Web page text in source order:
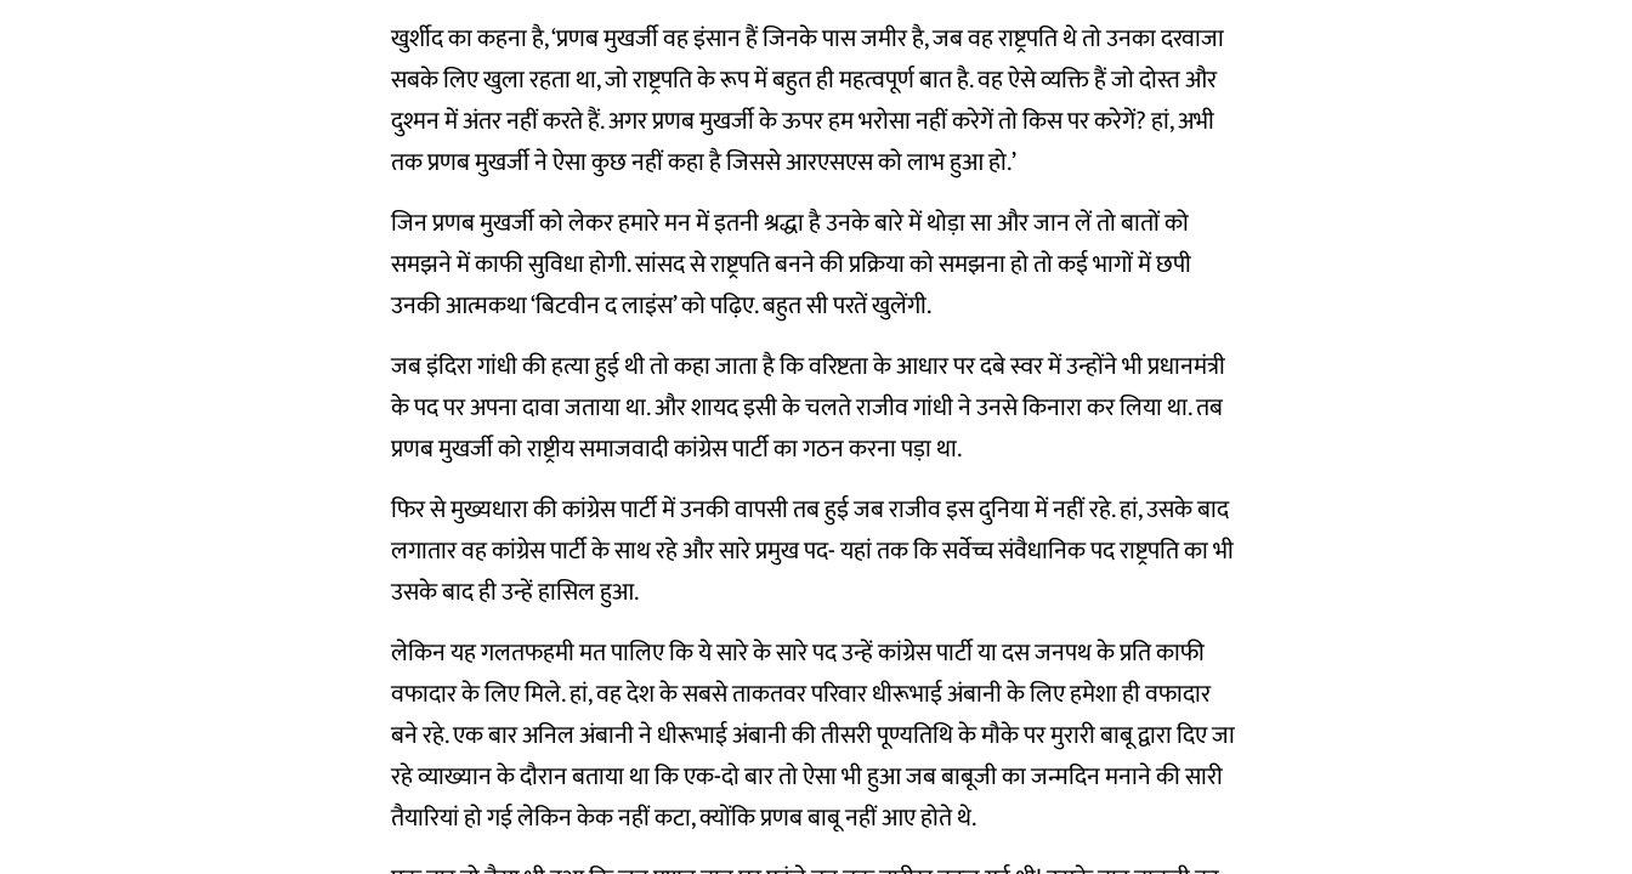
खुर्शीद का कहना है, ‘प्रणब मुखर्जी वह इंसान हैं जिनके पास जमीर है, जब वह राष्ट्रपति थे तो उनका दरवाजा
सबके लिए खुला रहता था, जो राष्ट्रपति के रूप में बहुत ही महत्वपूर्ण बात है. वह ऐसे व्यक्ति हैं जो दोस्त और
दुश्मन में अंतर नहीं करते हैं. अगर प्रणब मुखर्जी के ऊपर हम भरोसा नहीं करेगें तो किस पर करेगें? हां, अभी
तक प्रणब मुखर्जी ने ऐसा कुछ नहीं कहा है जिससे आरएसएस को लाभ हुआ हो.’
जिन प्रणब मुखर्जी को लेकर हमारे मन में इतनी श्रद्धा है उनके बारे में थोड़ा सा और जान लें तो बातों को
समझने में काफी सुविधा होगी. सांसद से राष्ट्रपति बनने की प्रक्रिया को समझना हो तो कई भागों में छपी
उनकी आत्मकथा ‘बिटवीन द लाइंस’ को पढ़िए. बहुत सी परतें खुलेंगी.
जब इंदिरा गांधी की हत्या हुई थी तो कहा जाता है कि वरिष्टता के आधार पर दबे स्वर में उन्होंने भी प्रधानमंत्री
के पद पर अपना दावा जताया था. और शायद इसी के चलते राजीव गांधी ने उनसे किनारा कर लिया था. तब
प्रणब मुखर्जी को राष्ट्रीय समाजवादी कांग्रेस पार्टी का गठन करना पड़ा था.
फिर से मुख्यधारा की कांग्रेस पार्टी में उनकी वापसी तब हुई जब राजीव इस दुनिया में नहीं रहे. हां, उसके बाद
लगातार वह कांग्रेस पार्टी के साथ रहे और सारे प्रमुख पद- यहां तक कि सर्वेच्च संवैधानिक पद राष्ट्रपति का भी
उसके बाद ही उन्हें हासिल हुआ.
लेकिन यह गलतफहमी मत पालिए कि ये सारे के सारे पद उन्हें कांग्रेस पार्टी या दस जनपथ के प्रति काफी
वफादार के लिए मिले. हां, वह देश के सबसे ताकतवर परिवार धीरूभाई अंबानी के लिए हमेशा ही वफादार
बने रहे. एक बार अनिल अंबानी ने धीरूभाई अंबानी की तीसरी पूण्यतिथि के मौके पर मुरारी बाबू द्वारा दिए जा
रहे व्याख्यान के दौरान बताया था कि एक-दो बार तो ऐसा भी हुआ जब बाबूजी का जन्मदिन मनाने की सारी
तैयारियां हो गई लेकिन केक नहीं कटा, क्योंकि प्रणब बाबू नहीं आए होते थे.